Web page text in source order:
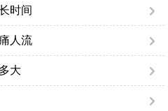
时间
人流
大